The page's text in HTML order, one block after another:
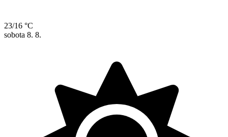
23/16 °C
sobota 8. 8.